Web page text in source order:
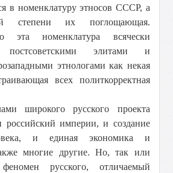
в номенклатуру этносов СССР, а
степени их поглощающая.
эта номенклатура всячески
постсоветскими элитами и
этнологами как некая
всех политкорректная
широкого русского проекта
империи, и создание
и единая экономика и
многие другие. Но, так или
русского, отличаемый